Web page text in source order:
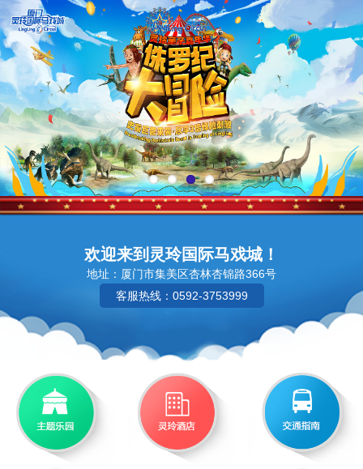
欢迎来到灵玲国际马戏城！
地址：厦门市集美区杏林杏锦路366号
客服热线：0592-3753999